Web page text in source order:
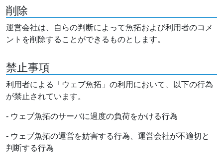
削除
運営会社は、自らの判断によって魚拓および利用者のコメ
ントを削除することができるものとします。
禁止事項
利用者による「ウェブ魚拓」の利用において、以下の行為
が禁止されています。
- ウェブ魚拓のサーバに過度の負荷をかける行為
- ウェブ魚拓の運営を妨害する行為、運営会社が不適切と
判断する行為